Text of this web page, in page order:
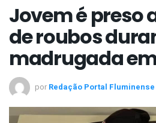
Jovem é preso
de roubos
madrugada
por Redação Portal Fluminense